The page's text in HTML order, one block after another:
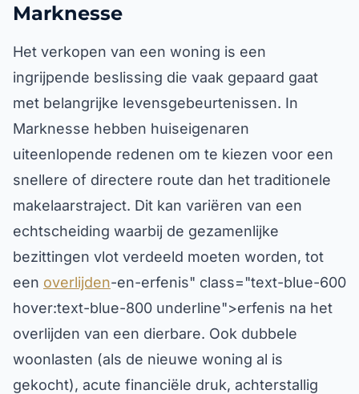
Marknesse
Het verkopen van een woning is een
ingrijpende beslissing die vaak gepaard gaat
met belangrijke levensgebeurtenissen. In
Marknesse hebben huiseigenaren
uiteenlopende redenen om te kiezen voor een
snellere of directere route dan het traditionele
makelaarstraject. Dit kan variëren van een
echtscheiding waarbij de gezamenlijke
bezittingen vlot verdeeld moeten worden, tot
een overlijden-en-erfenis" class="text-blue-600
hover:text-blue-800 underline">erfenis na het
overlijden van een dierbare. Ook dubbele
woonlasten (als de nieuwe woning al is
gekocht), acute financiële druk, achterstallig